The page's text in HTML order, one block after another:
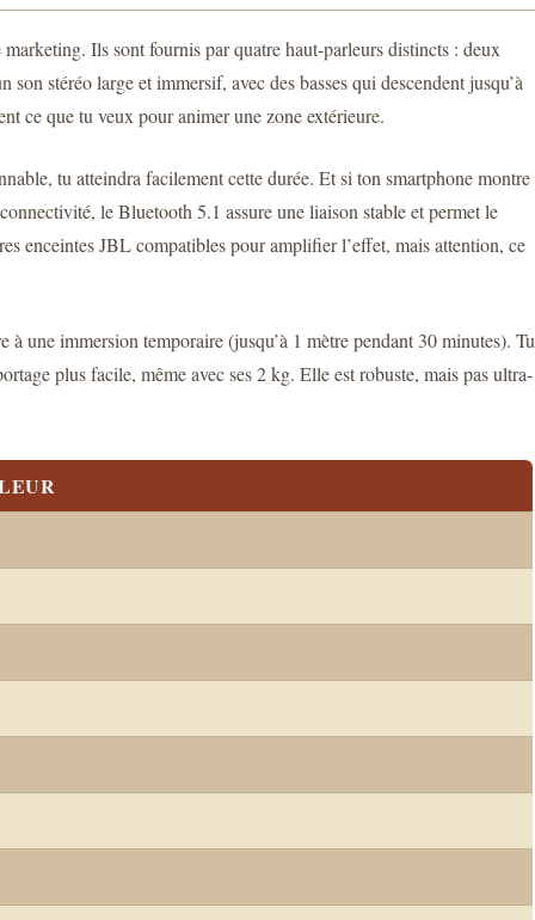
Ils sont fournis par quatre haut-parleurs distincts : deux
stéréo large et immersif, avec des basses qui descendent jusqu’à
ce que tu veux pour animer une zone extérieure.
tu atteindra facilement cette durée. Et si ton smartphone montre
le Bluetooth 5.1 assure une liaison stable et permet le
enceintes JBL compatibles pour amplifier l’effet, mais attention, ce
une immersion temporaire (jusqu’à 1 mètre pendant 30 minutes). Tu
plus facile, même avec ses 2 kg. Elle est robuste, mais pas ultra-